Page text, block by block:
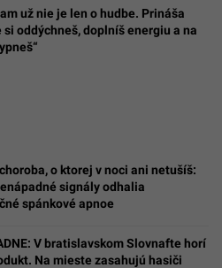
už nie je len o hudbe. Prináša
si oddýchneš, doplníš energiu a na
o ktorej v noci ani netušíš:
signály odhalia
spánkové apnoe
V bratislavskom Slovnafte horí
Na mieste zasahujú hasiči